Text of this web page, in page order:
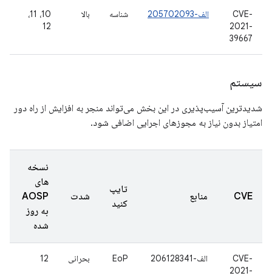
CVE-
2021-
39667
الف-205702093 شناسه بالا
10، 11،
12
سیستم
شدیدترین آسیب‌پذیری در این بخش می‌تواند منجر به افزایش از راه دور
امتیاز بدون نیاز به مجوزهای اجرایی اضافی شود.
CVE منابع
تایپ
کنید
شدت
نسخه
های
AOSP
به روز
شده
CVE-
2021-
الف-206128341 EoP بحرانی 12